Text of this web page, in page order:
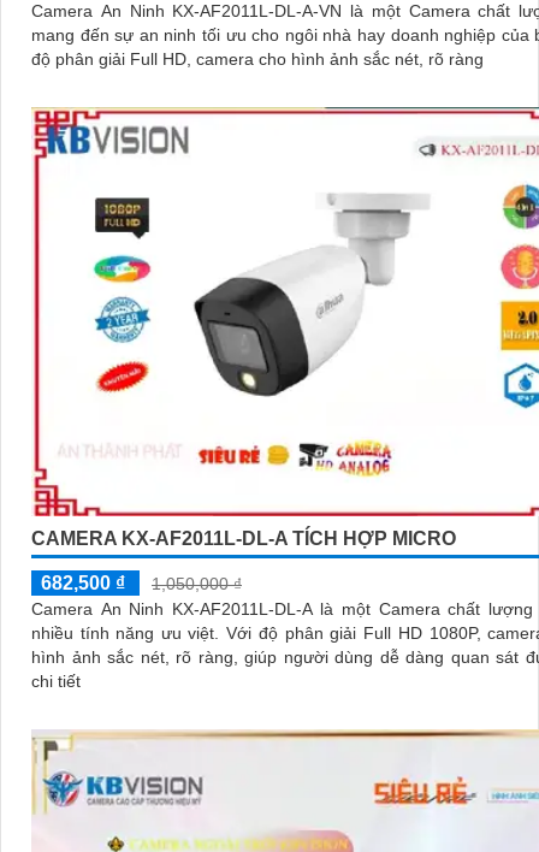
Camera An Ninh KX-AF2011L-DL-A-VN là một Camera chất
mang đến sự an ninh tối ưu cho ngôi nhà hay doanh nghiệp của
độ phân giải Full HD, camera cho hình ảnh sắc nét, rõ ràng
CAMERA KX-AF2011L-DL-A TÍCH HỢP MICRO
682,500 ₫
1,050,000 ₫
Camera An Ninh KX-AF2011L-DL-A là một Camera chất
nhiều tính năng ưu việt. Với độ phân giải Full HD 1080P, camera ghi lại
hình ảnh sắc nét, rõ ràng, giúp người dùng dễ dàng quan sát
chi tiết